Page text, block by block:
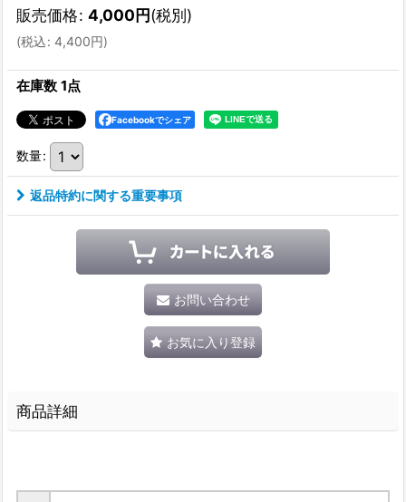
販売価格: 4,000円(税別)
(税込: 4,400円)
在庫数 1点
Facebookでシェア
数量:
返品特約に関する重要事項
お問い合わせ
お気に入り登録
商品詳細